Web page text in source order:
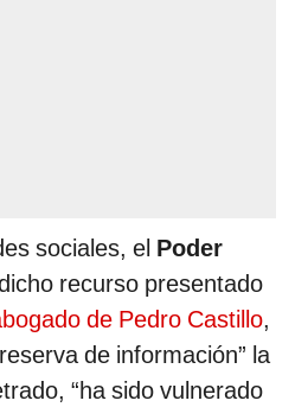
sociales, el Poder
recurso presentado
de Pedro Castillo,
de información” la
“ha sido vulnerado